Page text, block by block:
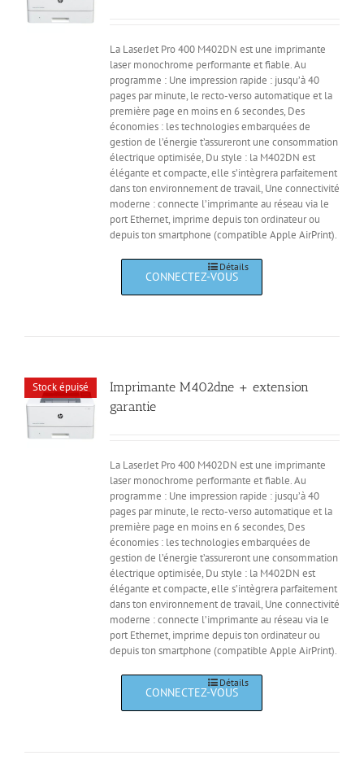
La LaserJet Pro 400 M402DN est une imprimante
laser monochrome performante et fiable. Au
programme : Une impression rapide : jusqu’à 40
pages par minute, le recto-verso automatique et la
première page en moins en 6 secondes, Des
économies : les technologies embarquées de
gestion de l’énergie t’assureront une consommation
électrique optimisée, Du style : la M402DN est
élégante et compacte, elle s’intègrera parfaitement
dans ton environnement de travail, Une connectivité
moderne : connecte l’imprimante au réseau via le
port Ethernet, imprime depuis ton ordinateur ou
depuis ton smartphone (compatible Apple AirPrint).
Détails
Stock épuisé
Imprimante M402dne + extension
garantie
La LaserJet Pro 400 M402DN est une imprimante
laser monochrome performante et fiable. Au
programme : Une impression rapide : jusqu’à 40
pages par minute, le recto-verso automatique et la
première page en moins en 6 secondes, Des
économies : les technologies embarquées de
gestion de l’énergie t’assureront une consommation
électrique optimisée, Du style : la M402DN est
élégante et compacte, elle s’intègrera parfaitement
dans ton environnement de travail, Une connectivité
moderne : connecte l’imprimante au réseau via le
port Ethernet, imprime depuis ton ordinateur ou
depuis ton smartphone (compatible Apple AirPrint).
Détails